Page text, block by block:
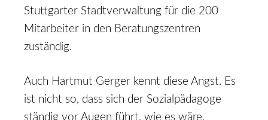
Stuttgarter Stadtverwaltung für die 200
Mitarbeiter in den Beratungszentren
zuständig.
Auch Hartmut Gerger kennt diese Angst. Es
ist nicht so, dass sich der Sozialpädagoge
ständig vor Augen führt, wie es wäre,